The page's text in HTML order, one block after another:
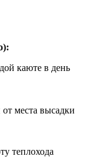
каюте в день
места высадки
теплохода